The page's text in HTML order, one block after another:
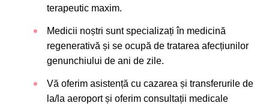
terapeutic maxim.
Medicii noștri sunt specializați în medicină
regenerativă și se ocupă de tratarea afecțiunilor
genunchiului de ani de zile.
Vă oferim asistență cu cazarea și transferurile de
la/la aeroport și oferim consultații medicale